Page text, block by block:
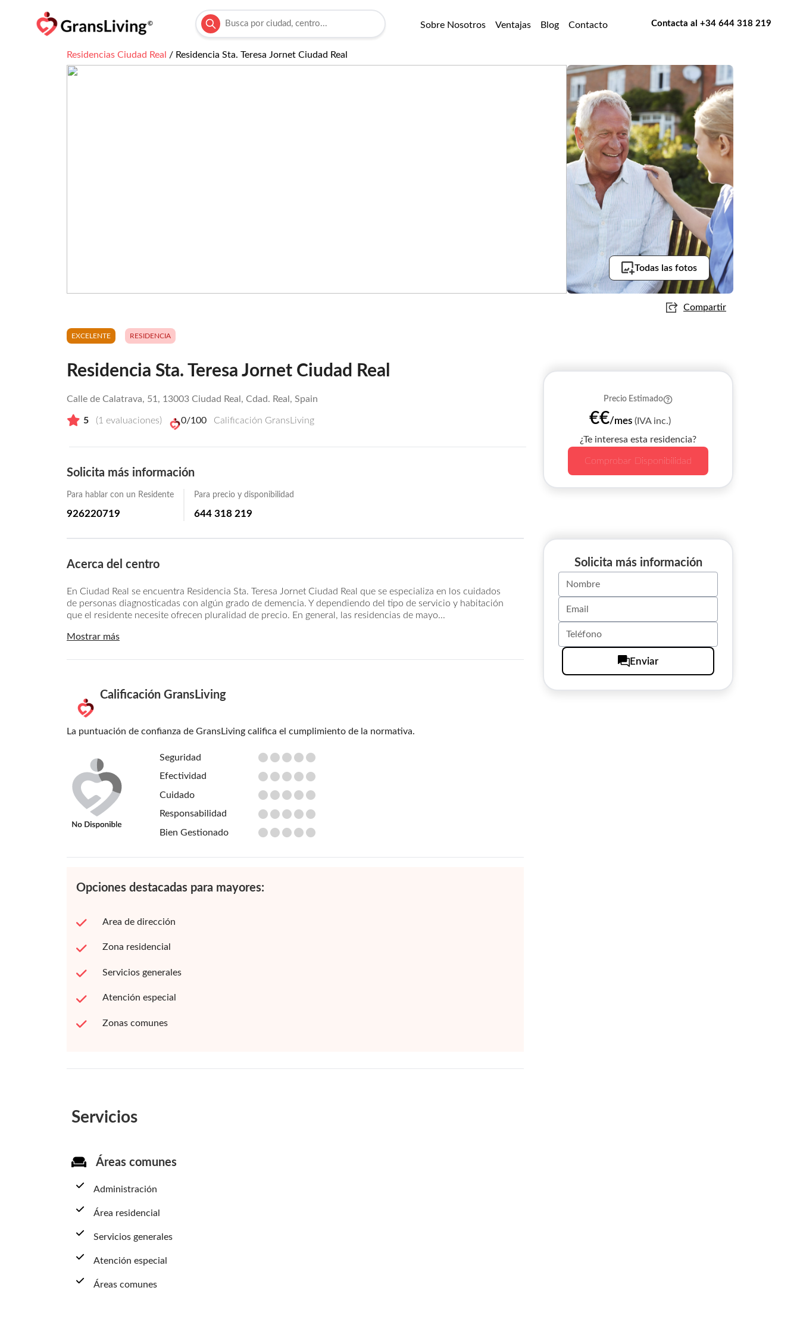
Sobre Nosotros Ventajas Blog Contacto Contacta al +34 644 318 219
Residencias Ciudad Real / Residencia Sta. Teresa Jornet Ciudad Real
Compartir
Todas las fotos
EXCELENTE RESIDENCIA
Residencia Sta. Teresa Jornet Ciudad Real
Calle de Calatrava, 51, 13003 Ciudad Real, Cdad. Real, Spain
5 (1 evaluaciones) 0/100 Calificación GransLiving
Precio Estimado
€€/mes (IVA inc.)
¿Te interesa esta residencia?
Comprobar Disponibilidad
Solicita más información
Para hablar con un Residente
926220719
Para precio y disponibilidad
644 318 219
Solicita más información
Enviar
Acerca del centro
En Ciudad Real se encuentra Residencia Sta. Teresa Jornet Ciudad Real que se especializa en los cuidados
de personas diagnosticadas con algún grado de demencia. Y dependiendo del tipo de servicio y habitación
que el residente necesite ofrecen pluralidad de precio. En general, las residencias de mayo...
Mostrar más
Calificación GransLiving
La puntuación de confianza de GransLiving califica el cumplimiento de la normativa.
Seguridad
Efectividad
Cuidado
Responsabilidad
Bien Gestionado
Opciones destacadas para mayores:
Area de dirección
Zona residencial
Servicios generales
Atención especial
Zonas comunes
Servicios
Áreas comunes
Administración
Área residencial
Servicios generales
Atención especial
Áreas comunes